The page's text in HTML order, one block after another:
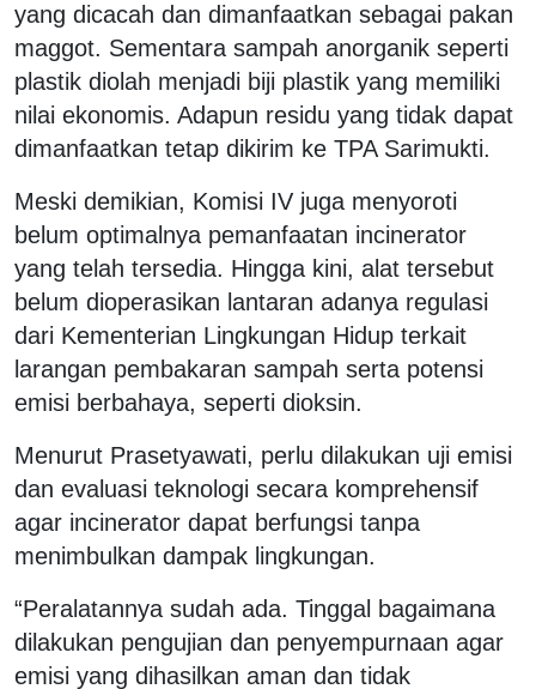
yang dicacah dan dimanfaatkan sebagai pakan
maggot. Sementara sampah anorganik seperti
plastik diolah menjadi biji plastik yang memiliki
nilai ekonomis. Adapun residu yang tidak dapat
dimanfaatkan tetap dikirim ke TPA Sarimukti.
Meski demikian, Komisi IV juga menyoroti
belum optimalnya pemanfaatan incinerator
yang telah tersedia. Hingga kini, alat tersebut
belum dioperasikan lantaran adanya regulasi
dari Kementerian Lingkungan Hidup terkait
larangan pembakaran sampah serta potensi
emisi berbahaya, seperti dioksin.
Menurut Prasetyawati, perlu dilakukan uji emisi
dan evaluasi teknologi secara komprehensif
agar incinerator dapat berfungsi tanpa
menimbulkan dampak lingkungan.
“Peralatannya sudah ada. Tinggal bagaimana
dilakukan pengujian dan penyempurnaan agar
emisi yang dihasilkan aman dan tidak